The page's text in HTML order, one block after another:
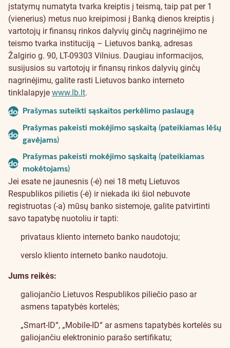
įstatymų numatyta tvarka kreiptis į teismą, taip pat per 1
(vienerius) metus nuo kreipimosi į Banką dienos kreiptis į
vartotojų ir finansų rinkos dalyvių ginčų nagrinėjimo ne
teismo tvarka instituciją – Lietuvos banką, adresas
Žalgirio g. 90, LT-09303 Vilnius. Daugiau informacijos,
susijusios su vartotojų ir finansų rinkos dalyvių ginčų
nagrinėjimu, galite rasti Lietuvos banko interneto
tinklalapyje www.lb.lt.
document
Prašymas suteikti sąskaitos perkėlimo paslaugą
document
Prašymas pakeisti mokėjimo sąskaitą (pateikiamas lėšų
gavėjams)
document
Prašymas pakeisti mokėjimo sąskaitą (pateikiamas
mokėtojams)
Jei esate ne jaunesnis (-ė) nei 18 metų Lietuvos
Respublikos pilietis (-ė) ir niekada iki šiol nebuvote
registruotas (-a) mūsų banko sistemoje, galite patvirtinti
savo tapatybę nuotoliu ir tapti:
privataus kliento interneto banko naudotoju;
verslo kliento interneto banko naudotoju.
Jums reikės:
galiojančio Lietuvos Respublikos piliečio paso ar
asmens tapatybės kortelės;
„Smart-ID“, „Mobile-ID“ ar asmens tapatybės kortelės su
galiojančiu elektroninio parašo sertifikatu;